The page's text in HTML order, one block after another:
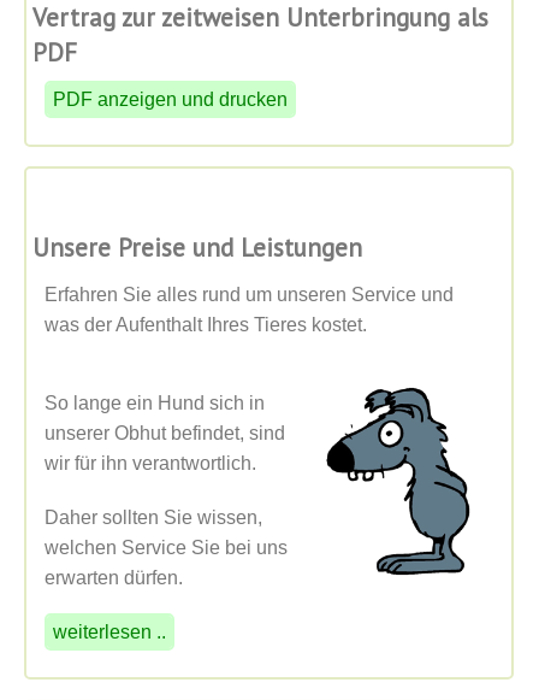
Vertrag zur zeitweisen Unterbringung als
PDF
PDF anzeigen und drucken
Unsere Preise und Leistungen
Erfahren Sie alles rund um unseren Service und
was der Aufenthalt Ihres Tieres kostet.
So lange ein Hund sich in
unserer Obhut befindet, sind
wir für ihn verantwortlich.
Daher sollten Sie wissen,
welchen Service Sie bei uns
erwarten dürfen.
weiterlesen ..